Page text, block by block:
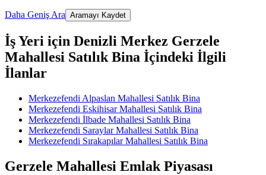
Daha Geniş Ara Aramayı Kaydet
İş Yeri için Denizli Merkez Gerzele
Mahallesi Satılık Bina İçindeki İlgili
İlanlar
Merkezefendi Alpaslan Mahallesi Satılık Bina
Merkezefendi Eskihisar Mahallesi Satılık Bina
Merkezefendi İlbade Mahallesi Satılık Bina
Merkezefendi Saraylar Mahallesi Satılık Bina
Merkezefendi Sırakapılar Mahallesi Satılık Bina
Gerzele Mahallesi Emlak Piyasası